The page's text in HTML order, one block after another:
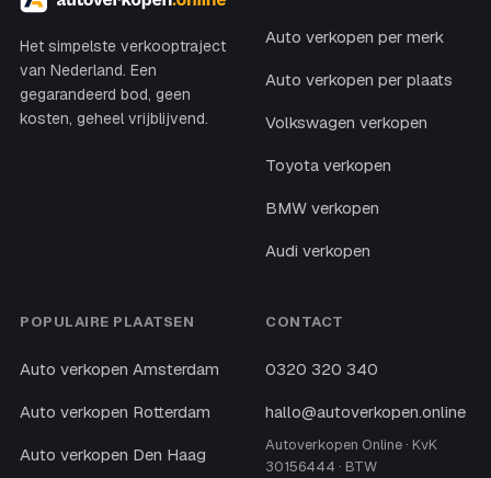
Het simpelste verkooptraject
van Nederland. Een
gegarandeerd bod, geen
kosten, geheel vrijblijvend.
Auto verkopen per merk
Auto verkopen per plaats
Volkswagen verkopen
Toyota verkopen
BMW verkopen
Audi verkopen
POPULAIRE PLAATSEN
Auto verkopen Amsterdam
Auto verkopen Rotterdam
Auto verkopen Den Haag
CONTACT
0320 320 340
hallo@autoverkopen.online
Autoverkopen Online · KvK
30156444 · BTW